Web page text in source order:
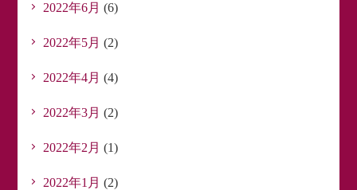
2022年6月 (6)
2022年5月 (2)
2022年4月 (4)
2022年3月 (2)
2022年2月 (1)
2022年1月 (2)